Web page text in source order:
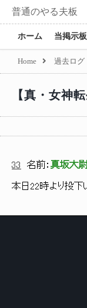
普通のやる夫板
ホーム 当掲示
Home 過去ログ
【真・女神
33 名前： 真坂大
本日22時より投下